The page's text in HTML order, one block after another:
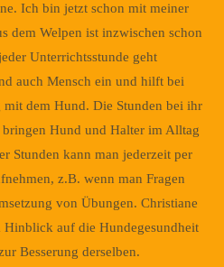
Ich bin jetzt schon mit meiner
dem Welpen ist inzwischen schon
Unterrichtsstunde geht
auch Mensch ein und hilft bei
dem Hund. Die Stunden bei ihr
Hund und Halter im Alltag
Stunden kann man jederzeit per
z.B. wenn man Fragen
von Übungen. Christiane
Hinblick auf die Hundegesundheit
Besserung derselben.